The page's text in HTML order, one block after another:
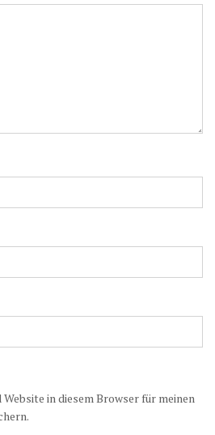
in diesem Browser für meinen